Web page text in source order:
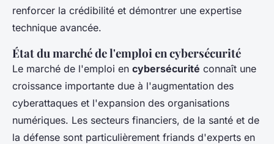
renforcer la crédibilité et démontrer une expertise
technique avancée.
État du marché de l'emploi en cybersécurité
Le marché de l'emploi en cybersécurité connaît une
croissance importante due à l'augmentation des
cyberattaques et l'expansion des organisations
numériques. Les secteurs financiers, de la santé et de
la défense sont particulièrement friands d'experts en